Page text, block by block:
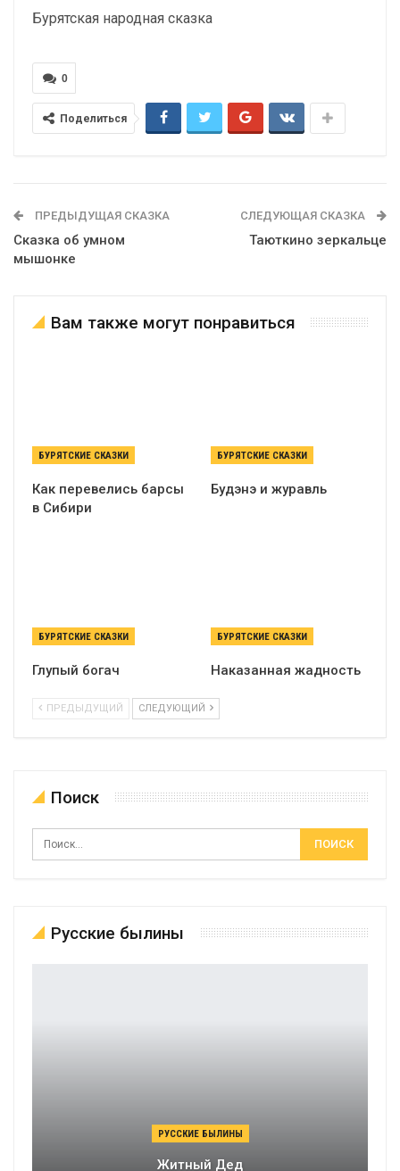
Бурятская народная сказка
0
Поделиться
ПРЕДЫДУЩАЯ СКАЗКА
Сказка об умном
мышонке
СЛЕДУЮЩАЯ СКАЗКА
Таюткино зеркальце
Вам также могут понравиться
БУРЯТСКИЕ СКАЗКИ
Как перевелись барсы
в Сибири
БУРЯТСКИЕ СКАЗКИ
Будэнэ и журавль
БУРЯТСКИЕ СКАЗКИ
Глупый богач
БУРЯТСКИЕ СКАЗКИ
Наказанная жадность
ПРЕДЫДУЩИЙ СЛЕДУЮЩИЙ
Поиск
Русские былины
РУССКИЕ БЫЛИНЫ
Житный Дед